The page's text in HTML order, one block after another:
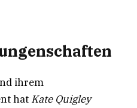
ihrem
hat Kate Quigley